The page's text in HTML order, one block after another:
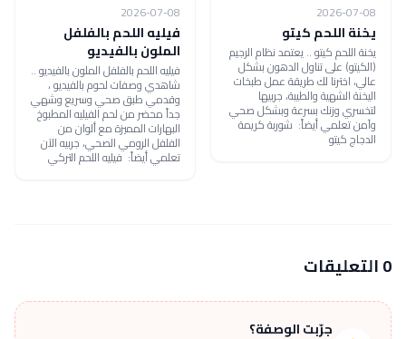
2026-07-08
يخنة اللحم كيتو
يخنة اللحم كيتو .. يعتمد نظام الرجيم
(الكيتو) على تناول الدهون بشكل
عالي، اخترنا لك طريقة عمل طبخات
اليخنة الشهية والطيبة، جربيها
لتخسري وزنك بسرعة وبشكل صحي
وآمن تعلمي أيضاً: شوربة كريمة
الدجاج كيتو
2026-07-08
فيليه اللحم بالفلفل
الملون بالفيديو
فيليه اللحم بالفلفل الملون بالفيديو ..
شاهدي وصفات لحوم بالفيديو ،
وقدمي طبق صحي وسريع وشهي
جداً محضر من لحم الفيليه المطبوخ
البهارات المميزة مع ألوان من
الفلفل الرومي الصحي، جربيه الآن
تعلمي أيضاً: فيليه اللحم التركي
0 التعليقات
جرّبت الوصفة؟